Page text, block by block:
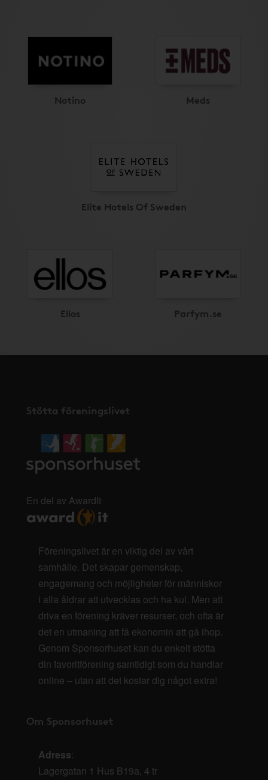
Notino Meds
Elite Hotels Of Sweden
Ellos Parfym.se
Stötta föreningslivet
En del av AwardIt
Föreningslivet är en viktig del av vårt
samhälle. Det skapar gemenskap,
engagemang och möjligheter för människor
i alla åldrar att utvecklas och ha kul. Men att
driva en förening kräver resurser, och ofta är
det en utmaning att få ekonomin att gå ihop.
Genom Sponsorhuset kan du enkelt stötta
din favoritförening samtidigt som du handlar
online – utan att det kostar dig något extra!
Om Sponsorhuset
Adress:
Lagergatan 1 Hus B19a, 4 tr